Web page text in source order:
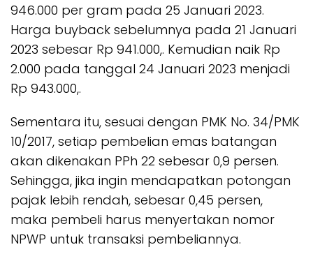
946.000 per gram pada 25 Januari 2023.
Harga buyback sebelumnya pada 21 Januari
2023 sebesar Rp 941.000,. Kemudian naik Rp
2.000 pada tanggal 24 Januari 2023 menjadi
Rp 943.000,.
Sementara itu, sesuai dengan PMK No. 34/PMK
10/2017, setiap pembelian emas batangan
akan dikenakan PPh 22 sebesar 0,9 persen.
Sehingga, jika ingin mendapatkan potongan
pajak lebih rendah, sebesar 0,45 persen,
maka pembeli harus menyertakan nomor
NPWP untuk transaksi pembeliannya.